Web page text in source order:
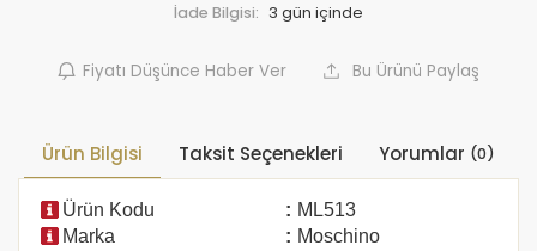
İade Bilgisi:
Fiyatı Düşünce Haber Ver Bu Ürünü Paylaş
Ürün Bilgisi Taksit Seçenekleri Yorumlar (0)
Ürün Kodu : ML513
Marka
: Moschino